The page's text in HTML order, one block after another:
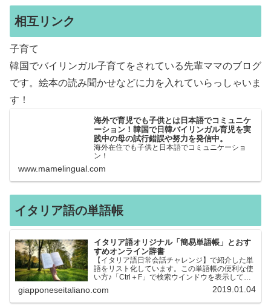
相互リンク
子育て
韓国でバイリンガル子育てをされている先輩ママのブログ
です。絵本の読み聞かせなどに力を入れていらっしゃいま
す！
海外で育児でも子供とは日本語でコミュニケ
ーション！韓国で日韓バイリンガル育児を実
践中の母の試行錯誤や努力を発信中。
海外在住でも子供と日本語でコミュニケーショ
ン！
www.mamelingual.com
イタリア語の単語帳
イタリア語オリジナル「簡易単語帳」とおす
すめオンライン辞書
【イタリア語日常会話チャレンジ】で紹介した単
語をリスト化しています。この単語帳の便利な使
い方♪「Ctrl＋F」で検索ウインドウを表示して、
知りたい単語を探すことができます。イタリア語
→日本語、日本語→イタリア語 どちらでも検索
できるので、良…
giapponeseitaliano.com 2019.01.04